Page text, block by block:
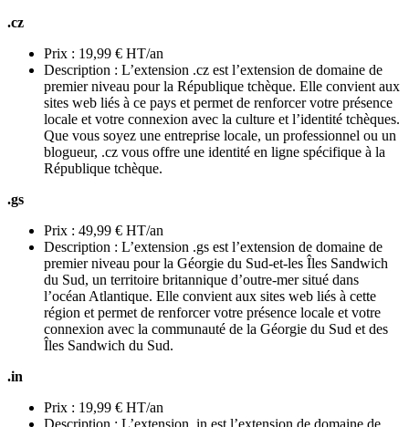
.cz
Prix : 19,99 € HT/an
Description : L’extension .cz est l’extension de domaine de
premier niveau pour la République tchèque. Elle convient aux
sites web liés à ce pays et permet de renforcer votre présence
locale et votre connexion avec la culture et l’identité tchèques.
Que vous soyez une entreprise locale, un professionnel ou un
blogueur, .cz vous offre une identité en ligne spécifique à la
République tchèque.
.gs
Prix : 49,99 € HT/an
Description : L’extension .gs est l’extension de domaine de
premier niveau pour la Géorgie du Sud-et-les Îles Sandwich
du Sud, un territoire britannique d’outre-mer situé dans
l’océan Atlantique. Elle convient aux sites web liés à cette
région et permet de renforcer votre présence locale et votre
connexion avec la communauté de la Géorgie du Sud et des
Îles Sandwich du Sud.
.in
Prix : 19,99 € HT/an
Description : L’extension .in est l’extension de domaine de